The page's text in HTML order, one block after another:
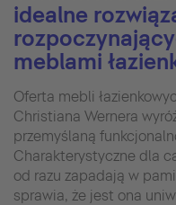
idealne
meblami
Oferta mebli
Christiana Wernera
przemyślaną
Charakterystyczne dla
od razu zapadają w
sprawia, że jest ona